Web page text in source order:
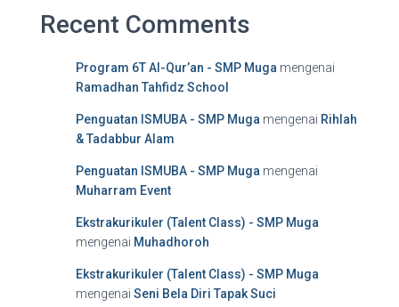
Recent Comments
Program 6T Al-Qur’an - SMP Muga mengenai
Ramadhan Tahfidz School
Penguatan ISMUBA - SMP Muga mengenai Rihlah
& Tadabbur Alam
Penguatan ISMUBA - SMP Muga mengenai
Muharram Event
Ekstrakurikuler (Talent Class) - SMP Muga
mengenai Muhadhoroh
Ekstrakurikuler (Talent Class) - SMP Muga
mengenai Seni Bela Diri Tapak Suci